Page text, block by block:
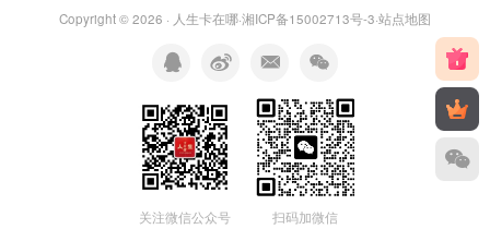
Copyright © 2026 · 人生卡在哪·湘ICP备15002713号-3·站点地图
关注微信公众号 扫码加微信